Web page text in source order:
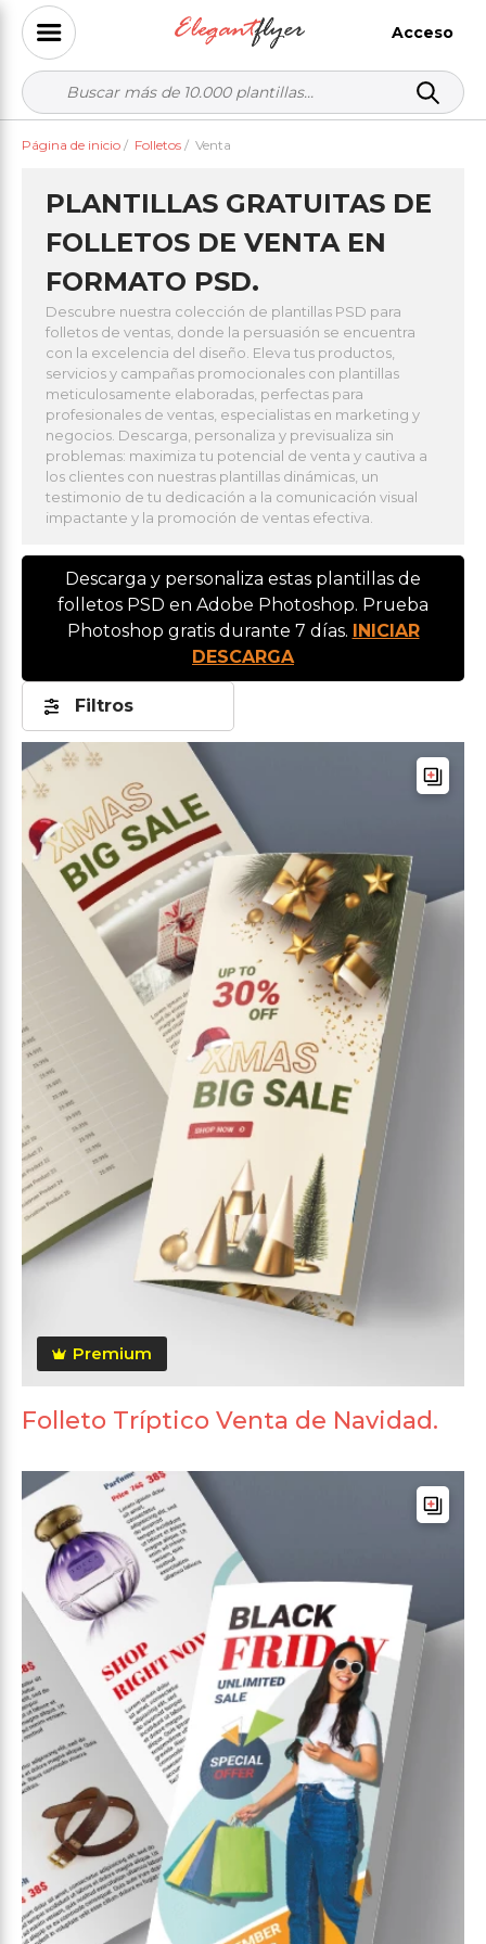
Acceso
Página de inicio / Folletos / Venta
PLANTILLAS GRATUITAS DE
FOLLETOS DE VENTA EN
FORMATO PSD.
Descubre nuestra colección de plantillas PSD para
folletos de ventas, donde la persuasión se encuentra
con la excelencia del diseño. Eleva tus productos,
servicios y campañas promocionales con plantillas
meticulosamente elaboradas, perfectas para
profesionales de ventas, especialistas en marketing y
negocios. Descarga, personaliza y previsualiza sin
problemas: maximiza tu potencial de venta y cautiva a
los clientes con nuestras plantillas dinámicas, un
testimonio de tu dedicación a la comunicación visual
impactante y la promoción de ventas efectiva.
Descarga y personaliza estas plantillas de
folletos PSD en Adobe Photoshop. Prueba
Photoshop gratis durante 7 días. INICIAR
DESCARGA
Filtros
Premium
Folleto Tríptico Venta de Navidad.